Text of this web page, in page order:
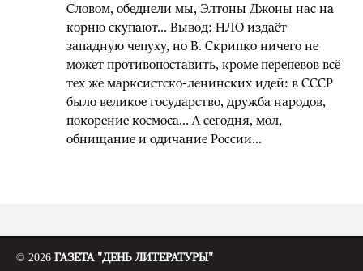
Словом, обеднели мы, Элтоны Джоны нас на
корню скупают... Вывод: НЛО издаёт
западную чепуху, но В. Скрипко ничего не
может противопоставить, кроме перепевов всё
тех же марксистско-ленинских идей: в СССР
было великое государство, дружба народов,
покорение космоса... А сегодня, мол,
обнищание и одичание России...
© 2026 ГАЗЕТА "ДЕНЬ ЛИТЕРАТУРЫ"